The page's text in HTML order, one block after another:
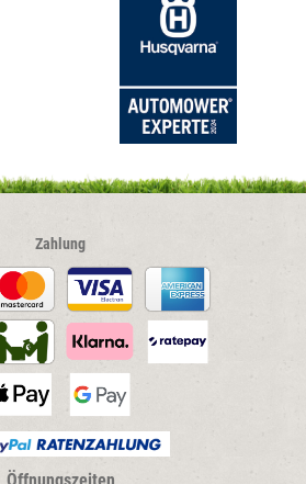
gewählt
werden
gewählt
werden
Zahlung